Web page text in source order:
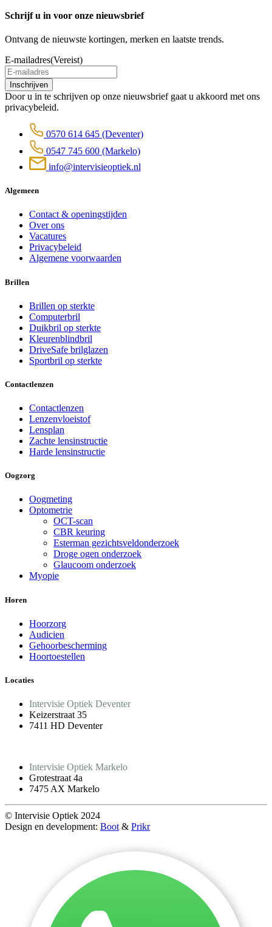
Schrijf u in voor onze nieuwsbrief
Ontvang de nieuwste kortingen, merken en laatste trends.
E-mailadres(Vereist)
Door u in te schrijven op onze nieuwsbrief gaat u akkoord met ons
privacybeleid.
0570 614 645 (Deventer)
0547 745 600 (Markelo)
info@intervisieoptiek.nl
Algemeen
Contact & openingstijden
Over ons
Vacatures
Privacybeleid
Algemene voorwaarden
Brillen
Brillen op sterkte
Computerbril
Duikbril op sterkte
Kleurenblindbril
DriveSafe brilglazen
Sportbril op sterkte
Contactlenzen
Contactlenzen
Lenzenvloeistof
Lensplan
Zachte lensinstructie
Harde lensinstructie
Oogzorg
Oogmeting
Optometrie
OCT-scan
CBR keuring
Esterman gezichtsveldonderzoek
Droge ogen onderzoek
Glaucoom onderzoek
Myopie
Horen
Hoorzorg
Audicien
Gehoorbescherming
Hoortoestellen
Locaties
Intervisie Optiek Deventer
Keizerstraat 35
7411 HD Deventer
Intervisie Optiek Markelo
Grotestraat 4a
7475 AX Markelo
© Intervisie Optiek 2024
Design en development: Boot & Prikr